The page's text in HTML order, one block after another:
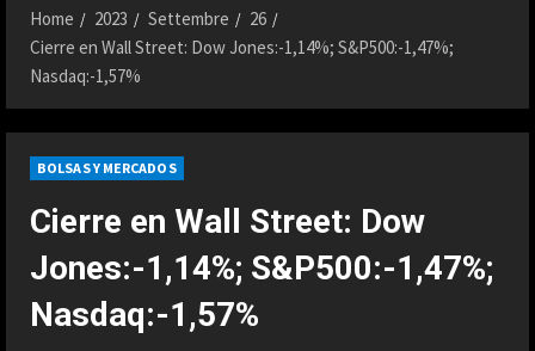
Home 2023 Settembre
26
Cierre en Wall Street: Dow Jones:-1,14%; S&P500:-1,47%;
Nasdaq:-1,57%
BOLSAS Y MERCADOS
Cierre en Wall Street: Dow
Jones:-1,14%; S&P500:-1,47%;
Nasdaq:-1,57%